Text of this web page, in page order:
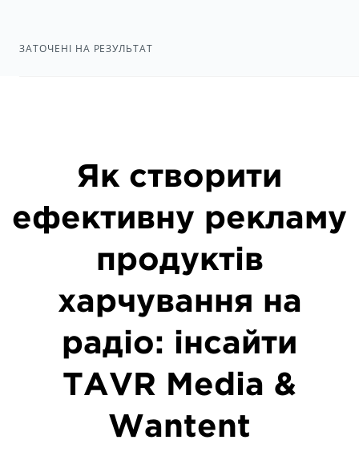
ЗАТОЧЕНІ НА РЕЗУЛЬТАТ
Як створити
ефективну рекламу
продуктів
харчування на
радіо: інсайти
TAVR Media &
Wantent